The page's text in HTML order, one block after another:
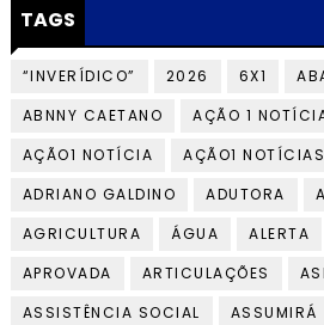
TAGS
“INVERÍDICO” 2026 6X1
ABNNY CAETANO
AÇÃO 1
AÇÃO1 NOTÍCIA
AÇÃO1 NOTÍCIAS
ADRIANO GALDINO
ADUTORA
AGRICULTURA
ÁGUA ALERTA
APROVADA
ARTICULAÇÕES
ASSISTÊNCIA SOCIAL
ASSUMIRÁ